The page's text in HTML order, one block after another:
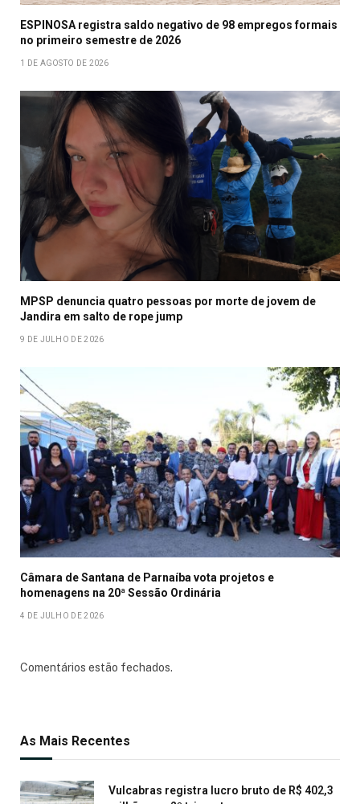
ESPINOSA registra saldo negativo de 98 empregos formais
no primeiro semestre de 2026
1 DE AGOSTO DE 2026
MPSP denuncia quatro pessoas por morte de jovem de
Jandira em salto de rope jump
9 DE JULHO DE 2026
Câmara de Santana de Parnaíba vota projetos e
homenagens na 20ª Sessão Ordinária
4 DE JULHO DE 2026
Comentários estão fechados.
As Mais Recentes
Vulcabras registra lucro bruto de R$ 402,3